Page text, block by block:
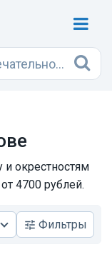
окрестностям
4700 рублей.
Фильтры